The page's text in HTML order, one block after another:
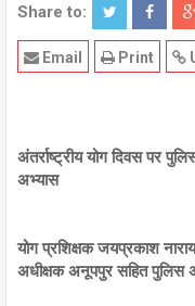
Share to:
Print
Email
अंतर्राष्ट्रीय योग दिवस पर
अभ्यास
योग प्रशिक्षक जयप्रकाश
अधीक्षक अनूपपुर सहित पुलिस